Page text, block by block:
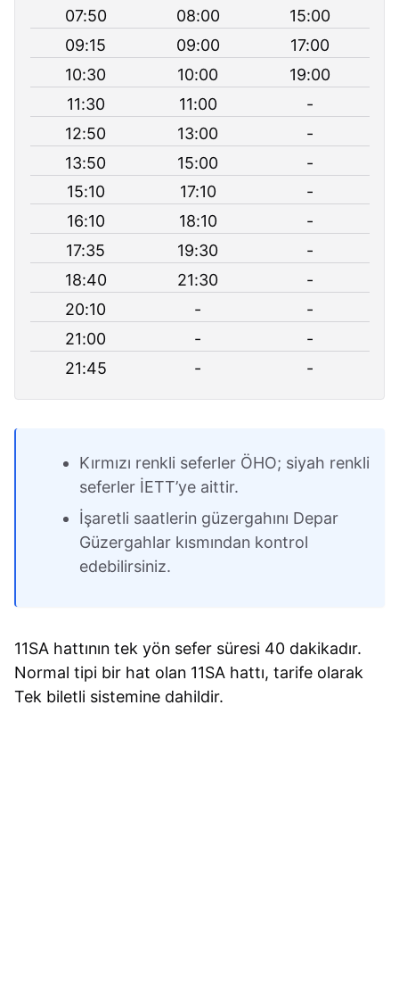
07:50 08:00
15:00
09:15
09:00
17:00
10:30
10:00
19:00
11:30
11:00
-
12:50
13:00
-
13:50
15:00
-
15:10
17:10
-
16:10
18:10
-
17:35
19:30
-
18:40
21:30
-
20:10
-
-
21:00
-
-
21:45
- -
Kırmızı renkli seferler ÖHO; siyah renkli
seferler İETT’ye aittir.
İşaretli saatlerin güzergahını Depar
Güzergahlar kısmından kontrol
edebilirsiniz.
11SA hattının tek yön sefer süresi 40 dakikadır.
Normal tipi bir hat olan 11SA hattı, tarife olarak
Tek biletli sistemine dahildir.